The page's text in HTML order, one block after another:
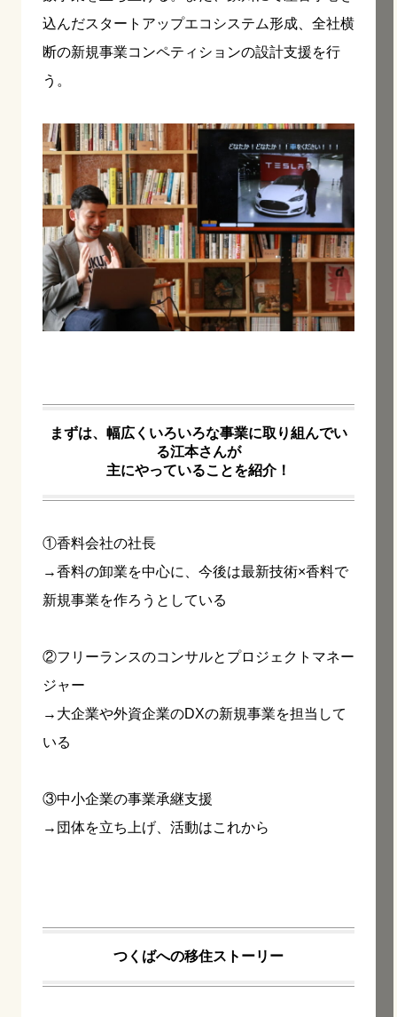
込んだスタートアップエコシステム形成、全社横
断の新規事業コンペティションの設計支援を行
う。
まずは、幅広くいろいろな事業に取り組んでい
る江本さんが
主にやっていることを紹介！
①香料会社の社長
→香料の卸業を中心に、今後は最新技術×香料で
新規事業を作ろうとしている
②フリーランスのコンサルとプロジェクトマネー
ジャー
→大企業や外資企業のDXの新規事業を担当して
いる
③中小企業の事業承継支援
→団体を立ち上げ、活動はこれから
つくばへの移住ストーリー